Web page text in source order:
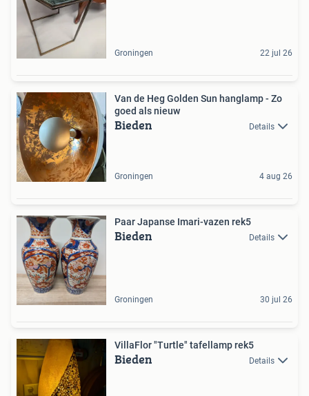
Groningen 22 jul 26
Van de Heg Golden Sun hanglamp - Zo
goed als nieuw
Bieden Details
Groningen 4 aug 26
Paar Japanse Imari-vazen rek5
Bieden Details
Groningen 30 jul 26
VillaFlor "Turtle" tafellamp rek5
Bieden Details